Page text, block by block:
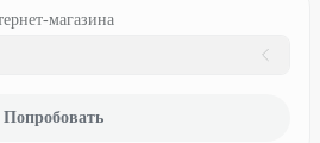
магазина
Попробовать